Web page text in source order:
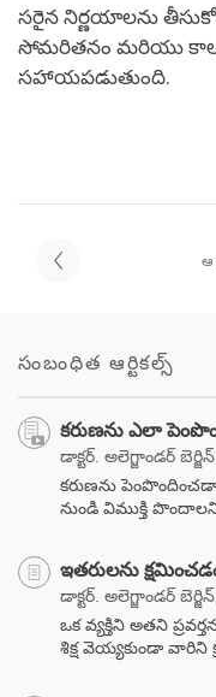
సరైన నిర్ణయాలను
సోమరితనం మరియు
సహాయపడుతుంది.
సంబంధిత ఆర్టికల్స్
కరుణను ఎలా
డాక్టర్. అలెగ్జాండర్
కరుణను
నుండి విముక్తి
ఇతరులను
డాక్టర్. అలెగ్జాండర్
ఒక వ్యక్తిని అతని
శిక్ష వెయ్యకుండా వారిని